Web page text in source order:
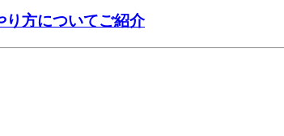
り方についてご紹介